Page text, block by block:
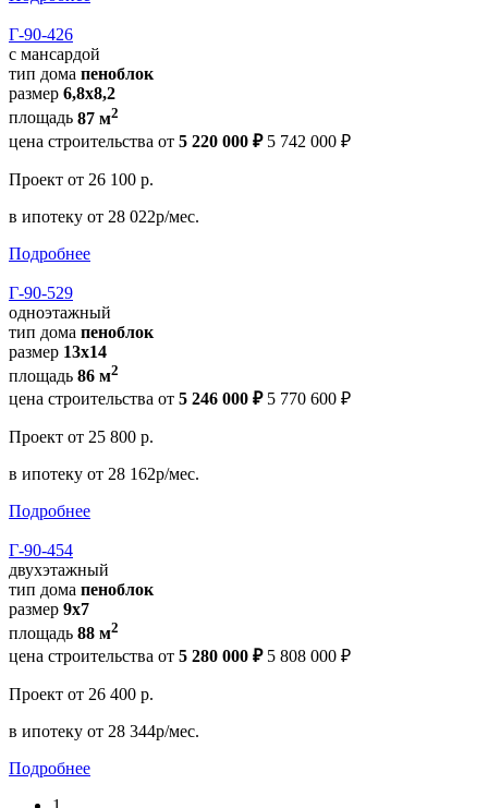
Г-90-426
с мансардой
тип дома пеноблок
размер 6,8х8,2
площадь 87 м2
цена строительства от 5 220 000 ₽ 5 742 000 ₽
Проект от 26 100 р.
в ипотеку от 28 022р/мес.
Подробнее
Г-90-529
одноэтажный
тип дома пеноблок
размер 13х14
площадь 86 м2
цена строительства от 5 246 000 ₽ 5 770 600 ₽
Проект от 25 800 р.
в ипотеку от 28 162р/мес.
Подробнее
Г-90-454
двухэтажный
тип дома пеноблок
размер 9х7
площадь 88 м2
цена строительства от 5 280 000 ₽ 5 808 000 ₽
Проект от 26 400 р.
в ипотеку от 28 344р/мес.
Подробнее